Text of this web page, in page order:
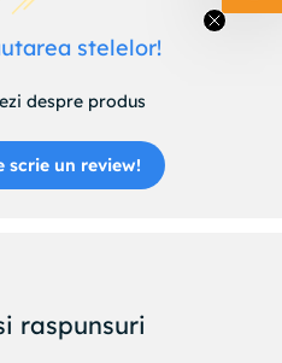
stelelor!
despre produs
scrie un review!
raspunsuri